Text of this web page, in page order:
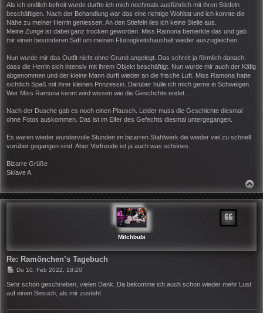
Als ich endlich befreit wurde durfte ich mich nochmals ausführlich mit ihren Stiefeln
beschäftigen. Nach der Behandlung war das eine richtige Wohltat und ich konnte die
Nähe zu meiner Herrin geniessen. An den Stiefeln lies ich keine Stelle aus.
Meine Zunge ist dabei ganz trocken geworden. Miss Ramona bemerkte das und gab
mir einen besonderen Saft um meinen Flüssigkeitshaushalt wieder auszugleichen.
Nun wurde mir das Outfit nicht ohne Grund angelegt. Das schreit ja förmlich danach,
dass die Herrin sich intensiv mit ihrem Objekt beschäftigt. Nun wurde mir auch der Käfig
abgenommen und der kleine Mann durft wieder an die frische Luft. Miss Ramona hatte
sichtlich Spaß mit ihrer kleinen Prinzessin. Darüber hülle ich mich gerne in Schweigen.
Wer Miss Ramona kennt wird wissen wie die Geschchte endet....
Nach der Dusche gab es noch einen Plausch. Leider muss die Geschichte diesmal
ohne Fotos auskommen. Das ist im Eifer des Gefechts diesmal untergegangen.
Es waren wieder wundervolle Stunden im bizarren Stahlwerk die wieder viel zu schnell
vorüber gegangen sind. Aber Vorfreude ist ja auch was schönes.
Bizarre Grüße
Sklave A.
C
Milchbubi
Re: Ramönchen’s Tagebuch
B
i
t
r
g
Do 10. Feb 2022, 18:20
Sehr schön geschrieben, vielen Dank. Da bekomme ich auch schon wieder mehr Lust
auf einen Besuch, als mir zusteht.